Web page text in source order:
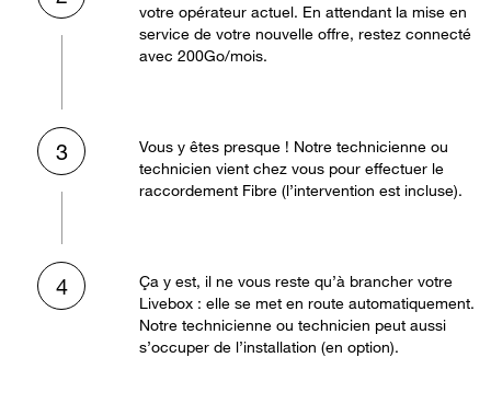
votre opérateur actuel. En attendant la mise en
service de votre nouvelle offre, restez connecté
avec 200Go/mois.
3
Vous y êtes presque ! Notre technicienne ou
technicien vient chez vous pour effectuer le
raccordement Fibre (l’intervention est incluse).
4
Ça y est, il ne vous reste qu’à brancher votre
Livebox : elle se met en route automatiquement.
Notre technicienne ou technicien peut aussi
s’occuper de l’installation (en option).